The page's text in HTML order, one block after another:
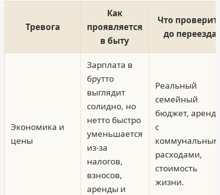
Тревога
Как
проявляется
в быту
Что
до переезда
Экономика и
цены
Зарплата в
брутто
выглядит
солидно, но
нетто быстро
уменьшается
из-за
налогов,
взносов,
аренды и
Реальный
семейный
бюджет, аренду
с
расходами,
стоимость
жизни.